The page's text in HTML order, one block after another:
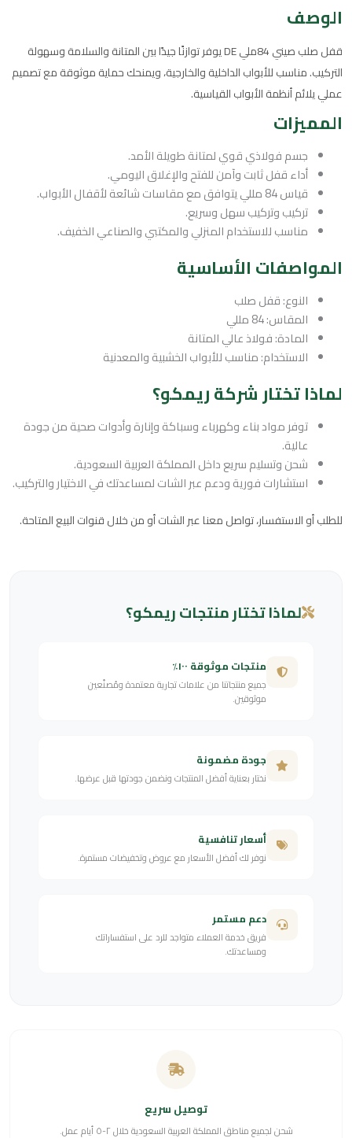
الوصف
قفل صلب صيني 84ملي DE يوفر توازنًا جيدًا بين المتانة والسلامة وسهولة
التركيب. مناسب للأبواب الداخلية والخارجية، ويمنحك حماية موثوقة مع تصميم
عملي يلائم أنظمة الأبواب القياسية.
المميزات
جسم فولاذي قوي لمتانة طويلة الأمد.
أداء قفل ثابت وآمن للفتح والإغلاق اليومي.
قياس 84 مللي يتوافق مع مقاسات شائعة لأقفال الأبواب.
تركيب وتركيب سهل وسريع.
مناسب للاستخدام المنزلي والمكتبي والصناعي الخفيف.
المواصفات الأساسية
النوع: قفل صلب
المقاس: 84 مللي
المادة: فولاذ عالي المتانة
الاستخدام: مناسب للأبواب الخشبية والمعدنية
لماذا تختار شركة ريمكو؟
توفر مواد بناء وكهرباء وسباكة وإنارة وأدوات صحية من جودة
عالية.
شحن وتسليم سريع داخل المملكة العربية السعودية.
استشارات فورية ودعم عبر الشات لمساعدتك في الاختيار والتركيب.
للطلب أو الاستفسار، تواصل معنا عبر الشات أو من خلال قنوات البيع المتاحة.
لماذا تختار منتجات ريمكو؟
منتجات موثوقة ١٠٠٪
جميع منتجاتنا من علامات تجارية معتمدة ومُصنّعين
موثوقين.
جودة مضمونة
نختار بعناية أفضل المنتجات ونضمن جودتها قبل عرضها.
أسعار تنافسية
نوفر لك أفضل الأسعار مع عروض وتخفيضات مستمرة.
دعم مستمر
فريق خدمة العملاء متواجد للرد على استفساراتك
ومساعدتك.
توصيل سريع
شحن لجميع مناطق المملكة العربية السعودية خلال ٢-٥ أيام عمل.